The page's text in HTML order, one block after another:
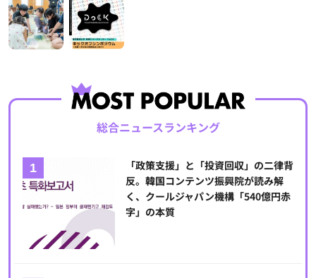
総合ニュースランキング
「政策支援」と「投資回収」の二律背
反。韓国コンテンツ振興院が読み解
く、クールジャパン機構「540億円赤
字」の本質